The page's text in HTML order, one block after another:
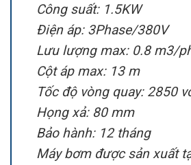
Công suất: 1.5KW
Điện áp: 3Phase/380V
Lưu lượng max: 0.8 m3/
Cột áp max: 13 m
Tốc độ vòng quay: 2850
Họng xả: 80 mm
Bảo hành: 12 tháng
Máy bơm được sản xuất